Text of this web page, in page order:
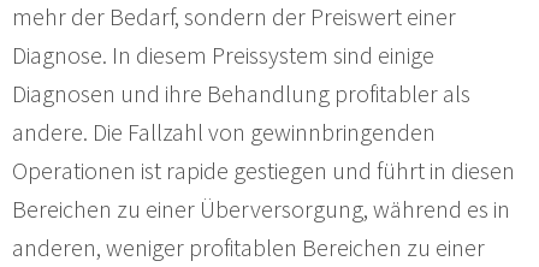
mehr der Bedarf, sondern der Preiswert einer
Diagnose. In diesem Preissystem sind einige
Diagnosen und ihre Behandlung profitabler als
andere. Die Fallzahl von gewinnbringenden
Operationen ist rapide gestiegen und führt in diesen
Bereichen zu einer Überversorgung, während es in
anderen, weniger profitablen Bereichen zu einer